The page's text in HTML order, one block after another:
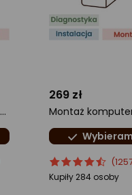
Montaż komputera z instalacją systemu operacyjnego
269 zł
Wybieram
ocena
produktu
Ocena
produktu
Kupiły 284 osoby